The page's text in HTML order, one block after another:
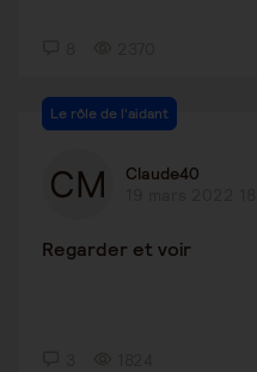
Le rôle de l'aidant
Claude40
Regarder et voir